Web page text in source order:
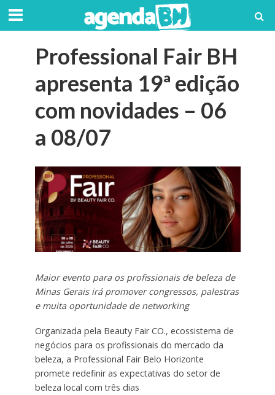
Professional Fair BH
apresenta 19ª edição
com novidades – 06
a 08/07
Maior evento para os profissionais de beleza de
Minas Gerais irá promover congressos, palestras
e muita oportunidade de networking
Organizada pela Beauty Fair CO., ecossistema de
negócios para os profissionais do mercado da
beleza, a Professional Fair Belo Horizonte
promete redefinir as expectativas do setor de
beleza local com três dias